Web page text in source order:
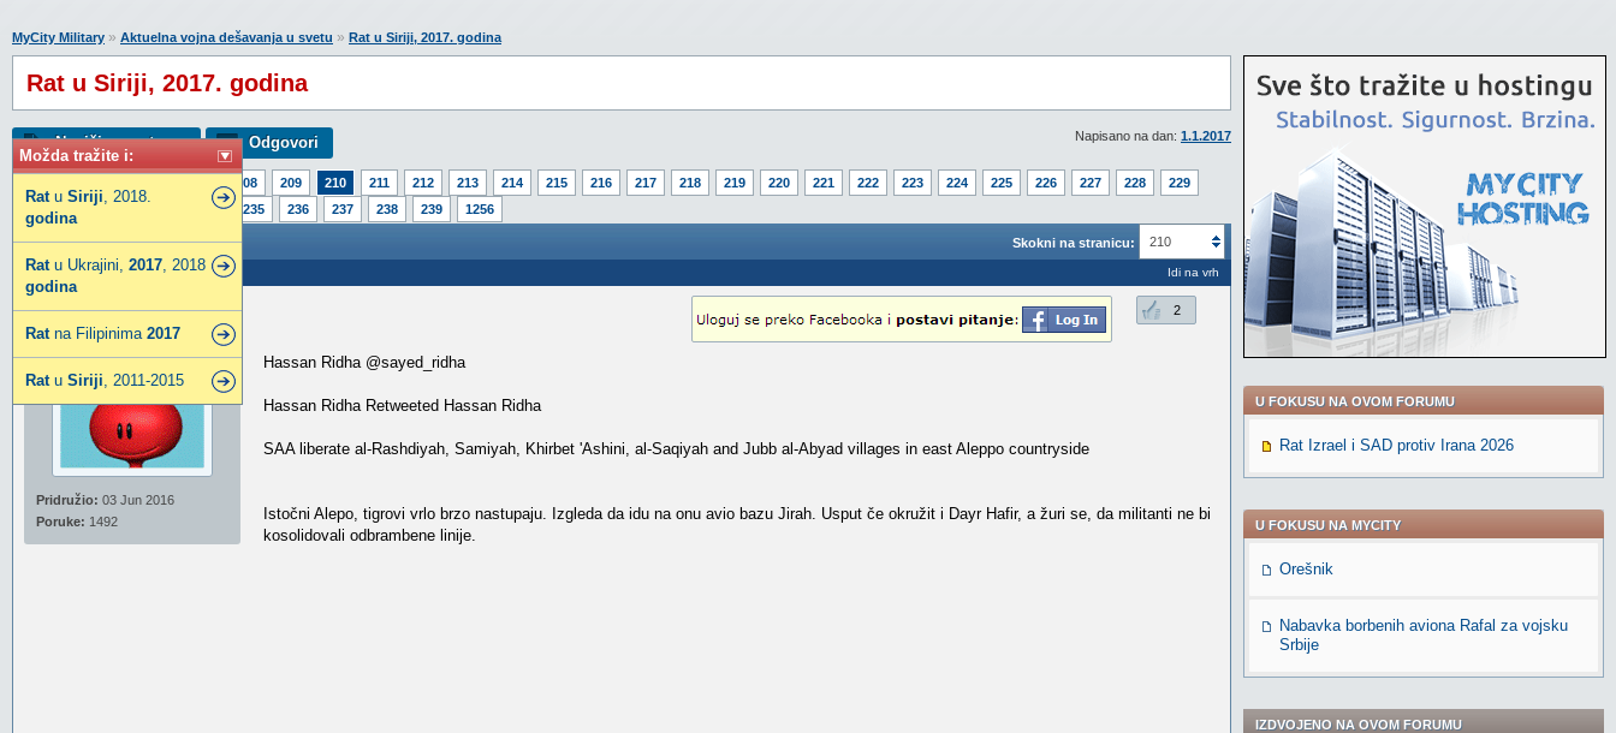
Možda tražite i:
Ratu Siriji, 2018.
godina
Ratu Ukrajini, 2017, 2018
godina
Ratna Filipinima 2017
Ratu Siriji, 2011-2015
MyCity Military » Aktuelna vojna dešavanja u svetu » Rat u Siriji, 2017. godina
Rat u Siriji, 2017. godina
Napisano na dan: 1.1.2017
Napiši novu temu Odgovori
208 209 210 211 212 213 214 215 216 217 218 219 220 221 222 223 224 225 226 227 228
229
234 235 236 237 238 239 1256
Skokni na stranicu: 210
Rat u Siriji, 2017. godina
Poslao: 05 Mar 2017 12:21 Idi na vrh
Super građanin
Pridružio: 03 Jun 2016
Poruke: 1492
2
Hassan Ridha‏ @sayed_ridha
Hassan Ridha Retweeted Hassan Ridha
SAA liberate al-Rashdiyah, Samiyah, Khirbet 'Ashini, al-Saqiyah and Jubb al-Abyad villages in east Aleppo countryside
Istočni Alepo, tigrovi vrlo brzo nastupaju. Izgleda da idu na onu avio bazu Jirah. Usput če okružit i Dayr Hafir, a žuri se, da militanti ne bi
kosolidovali odbrambene linije.
U FOKUSU NA OVOM FORUMU
Rat Izrael i SAD protiv Irana 2026
U FOKUSU NA MYCITY
Orešnik
Nabavka borbenih aviona Rafal za vojsku
Srbije
IZDVOJENO NA OVOM FORUMU